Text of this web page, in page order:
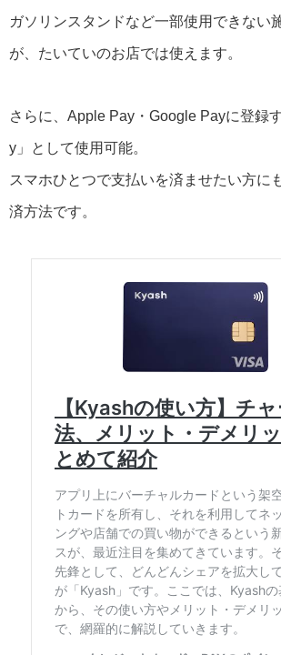
ガソリンスタンドなど一部使用できない
が、たいていのお店では使えます。
さらに、Apple Pay・Google Payに登録
y」として使用可能。
スマホひとつで支払いを済ませたい方に
済方法です。